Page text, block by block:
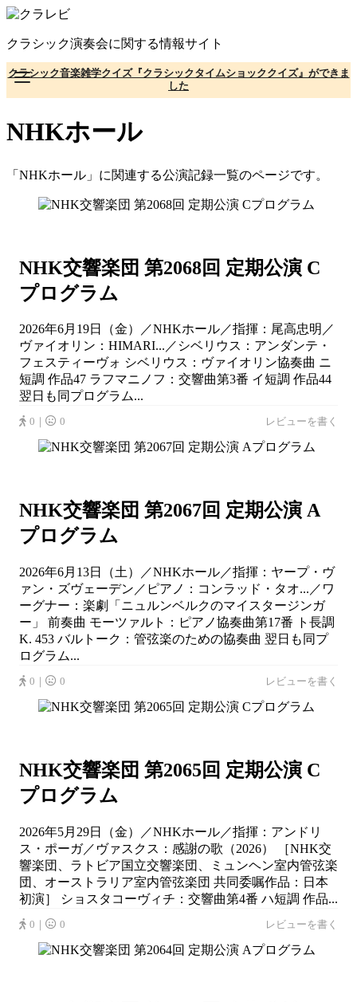
コ
テ
ン
ツ
へ
動
クラシック演奏会に関する情報サイト
クラシック音楽雑学クイズ『クラシックタイムショッククイズ』ができま
した
NHKホール
「NHKホール」に関連する公演記録一覧のページです。
NHK交響楽団 第2068回 定期公演 C
プログラム
2026年6月19日（金）／NHKホール／指揮：尾高忠明／
ヴァイオリン：HIMARI...／シベリウス：アンダンテ・
フェスティーヴォ シベリウス：ヴァイオリン協奏曲 ニ
短調 作品47 ラフマニノフ：交響曲第3番 イ短調 作品44
翌日も同プログラム...
0｜ 0 レビューを書く
NHK交響楽団 第2067回 定期公演 A
プログラム
2026年6月13日（土）／NHKホール／指揮：ヤープ・ヴ
ァン・ズヴェーデン／ピアノ：コンラッド・タオ...／ワ
ーグナー：楽劇「ニュルンベルクのマイスタージンガ
ー」 前奏曲 モーツァルト：ピアノ協奏曲第17番 ト長調
K. 453 バルトーク：管弦楽のための協奏曲 翌日も同プ
ログラム...
0｜ 0 レビューを書く
NHK交響楽団 第2065回 定期公演 C
プログラム
2026年5月29日（金）／NHKホール／指揮：アンドリ
ス・ポーガ／ヴァスクス：感謝の歌（2026） ［NHK交
響楽団、ラトビア国立交響楽団、ミュンヘン室内管弦楽
団、オーストラリア室内管弦楽団 共同委嘱作品：日本
初演］ ショスタコーヴィチ：交響曲第4番 ハ短調 作品...
0｜ 0 レビューを書く